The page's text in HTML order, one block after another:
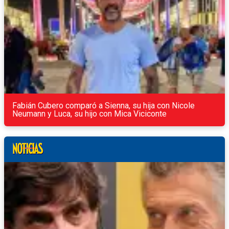
Fabián Cubero comparó a Sienna, su hija con Nicole
Neumann y Luca, su hijo con Mica Viciconte